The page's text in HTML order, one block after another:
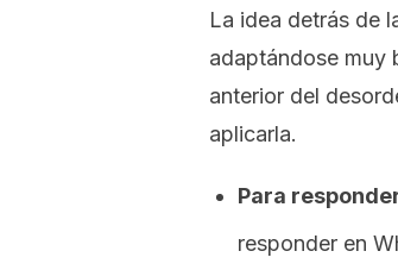
La idea detrás de
adaptándose muy
anterior del
aplicarla.
Para
responder en